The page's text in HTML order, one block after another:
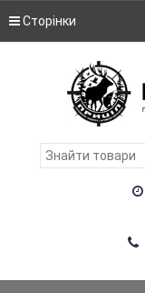
Сторінки